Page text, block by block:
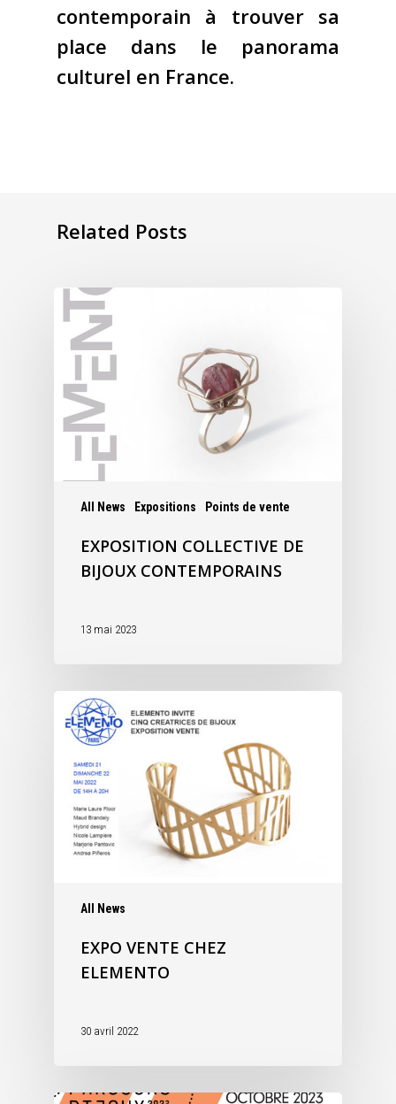
contemporain à trouver sa
place dans le panorama
culturel en France.
Related Posts
All News Expositions Points de vente
EXPOSITION COLLECTIVE DE
BIJOUX CONTEMPORAINS
13 mai 2023
All News
EXPO VENTE CHEZ
ELEMENTO
30 avril 2022